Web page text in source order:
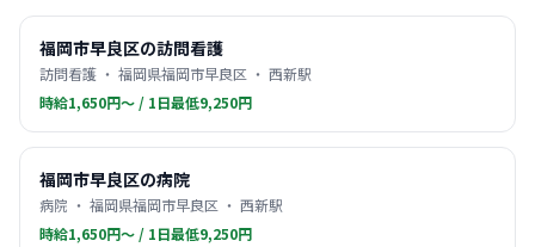
福岡市早良区の訪問看護
訪問看護 ・ 福岡県福岡市早良区 ・ 西新駅
時給1,650円〜 / 1日最低9,250円
福岡市早良区の病院
病院 ・ 福岡県福岡市早良区 ・ 西新駅
時給1,650円〜 / 1日最低9,250円